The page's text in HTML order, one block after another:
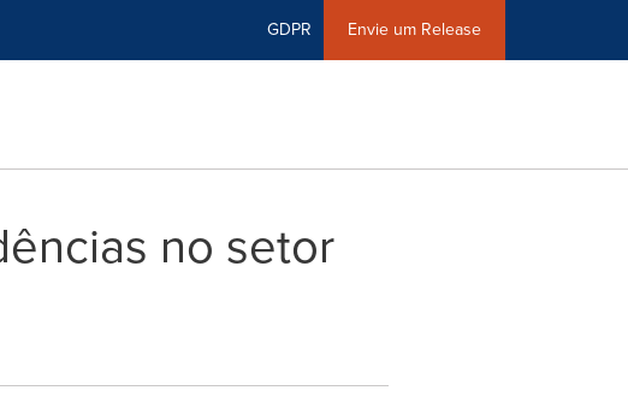
GDPR Envie um Release
no setor